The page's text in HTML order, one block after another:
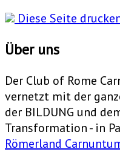
Diese Seite
Über uns
Der Club of Rome
vernetzt mit der
der BILDUNG und
Transformation - in
Römerland